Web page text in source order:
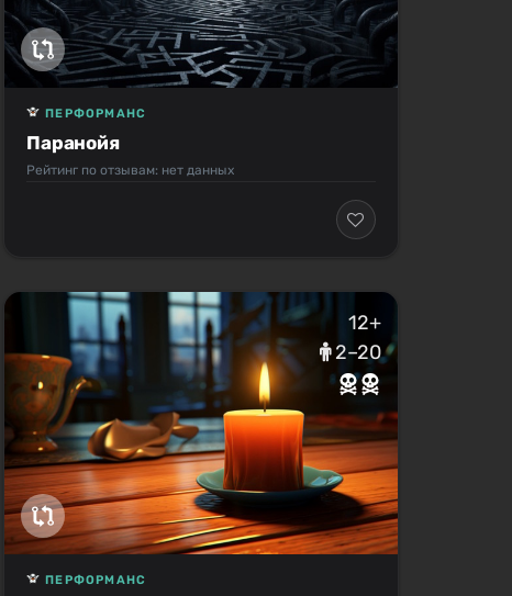
Паранойя
ПЕРФОРМАНС
Рейтинг по отзывам: нет данных
12+
2–20
ПЕРФОРМАНС